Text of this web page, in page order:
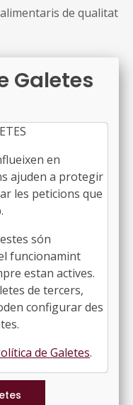
de qualitat
d'euros la
per a festivals
Galetes
en
ajuden a protegir
les peticions que
són
funcionamint
estan actives.
de tercers,
configurar des
de Galetes.